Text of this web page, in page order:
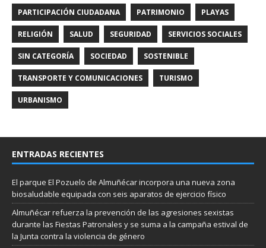
PARTICIPACIÓN CIUDADANA PATRIMONIO PLAYAS
RELIGIÓN SALUD SEGURIDAD SERVICIOS SOCIALES
SIN CATEGORÍA SOCIEDAD SOSTENIBLE
TRANSPORTE Y COMUNICACIONES TURISMO
URBANISMO
ENTRADAS RECIENTES
El parque El Pozuelo de Almuñécar incorpora una nueva zona
biosaludable equipada con seis aparatos de ejercicio físico
Almuñécar refuerza la prevención de las agresiones sexistas
durante las Fiestas Patronales y se suma a la campaña estival de
la Junta contra la violencia de género